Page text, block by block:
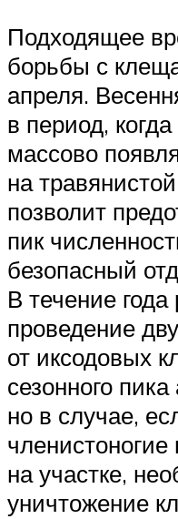
Подходящее
борьбы с
апреля.
в период,
массово
на
позволит
пик
безопасный
В течение
проведение
от иксодовых
сезонного
но в случае,
на участке,
уничтожение